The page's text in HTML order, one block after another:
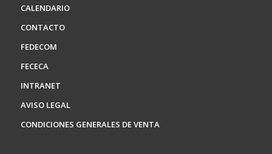
CALENDARIO
CONTACTO
FEDECOM
FECECA
INTRANET
AVISO LEGAL
CONDICIONES GENERALES DE VENTA